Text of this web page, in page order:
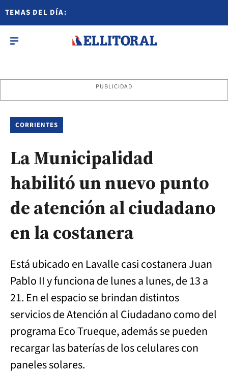
TEMAS DEL DÍA:
PUBLICIDAD
CORRIENTES
La Municipalidad
habilitó un nuevo punto
de atención al ciudadano
en la costanera
Está ubicado en Lavalle casi costanera Juan
Pablo II y funciona de lunes a lunes, de 13 a
21. En el espacio se brindan distintos
servicios de Atención al Ciudadano como del
programa Eco Trueque, además se pueden
recargar las baterías de los celulares con
paneles solares.